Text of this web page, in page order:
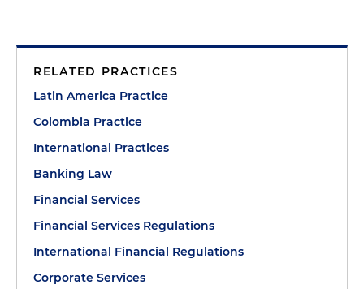
RELATED PRACTICES
Latin America Practice
Colombia Practice
International Practices
Banking Law
Financial Services
Financial Services Regulations
International Financial Regulations
Corporate Services